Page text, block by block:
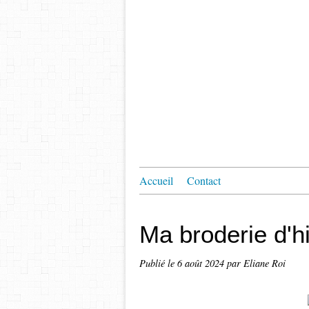
Accueil Contact
Ma broderie
Publié le 6 août 2024 par Eliane Roi